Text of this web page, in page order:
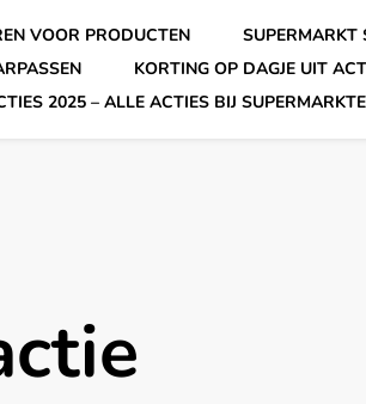
VOOR PRODUCTEN
SUPERMARKT
KORTING OP DAGJE UIT
2025 – ALLE ACTIES BIJ